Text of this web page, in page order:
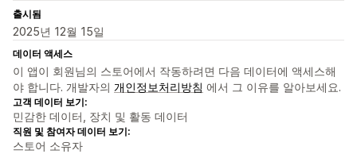
출시됨
2025년 12월 15일
데이터 액세스
이 앱이 회원님의 스토어에서 작동하려면 다음 데이터에 액세스해
야 합니다. 개발자의 개인정보처리방침 에서 그 이유를 알아보세요.
고객 데이터 보기:
민감한 데이터, 장치 및 활동 데이터
직원 및 참여자 데이터 보기:
스토어 소유자